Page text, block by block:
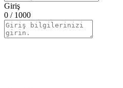
Giriş
0 / 1000